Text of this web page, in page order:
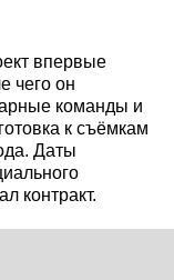
впервые
чего он
команды и
к съёмкам
Даты
контракт.